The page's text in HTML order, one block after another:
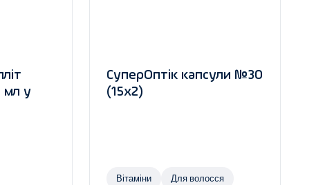
мл у
СуперОптік капсули №30
(15х2)
Вітаміни Для волосся